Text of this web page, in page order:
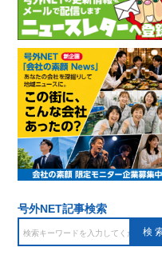
号外NET記事検索